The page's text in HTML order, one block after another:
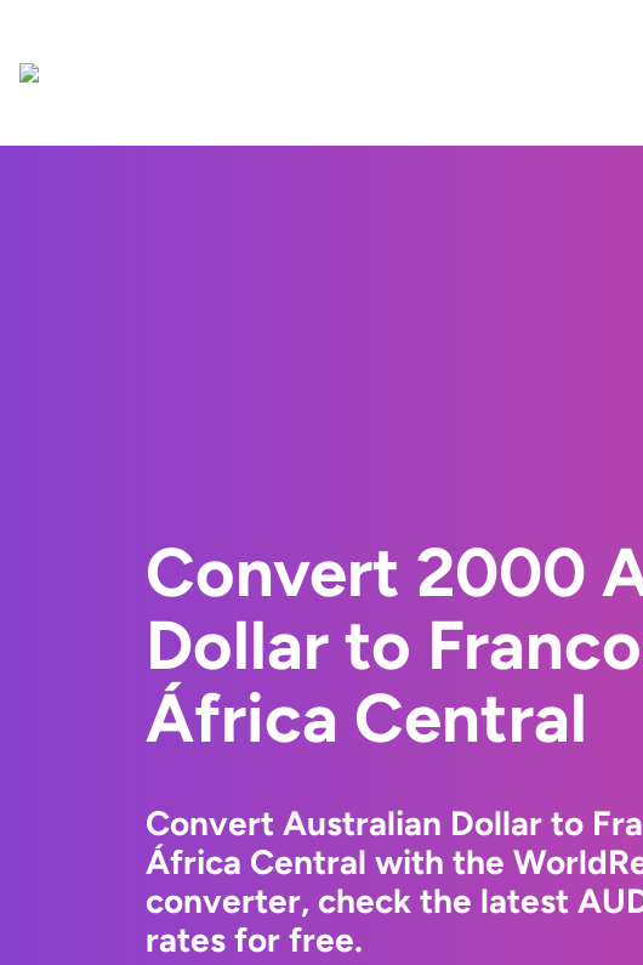
Convert 2000
Dollar to
África Central
Convert Australian Dollar to
África Central with the
converter, check the latest
rates for free.